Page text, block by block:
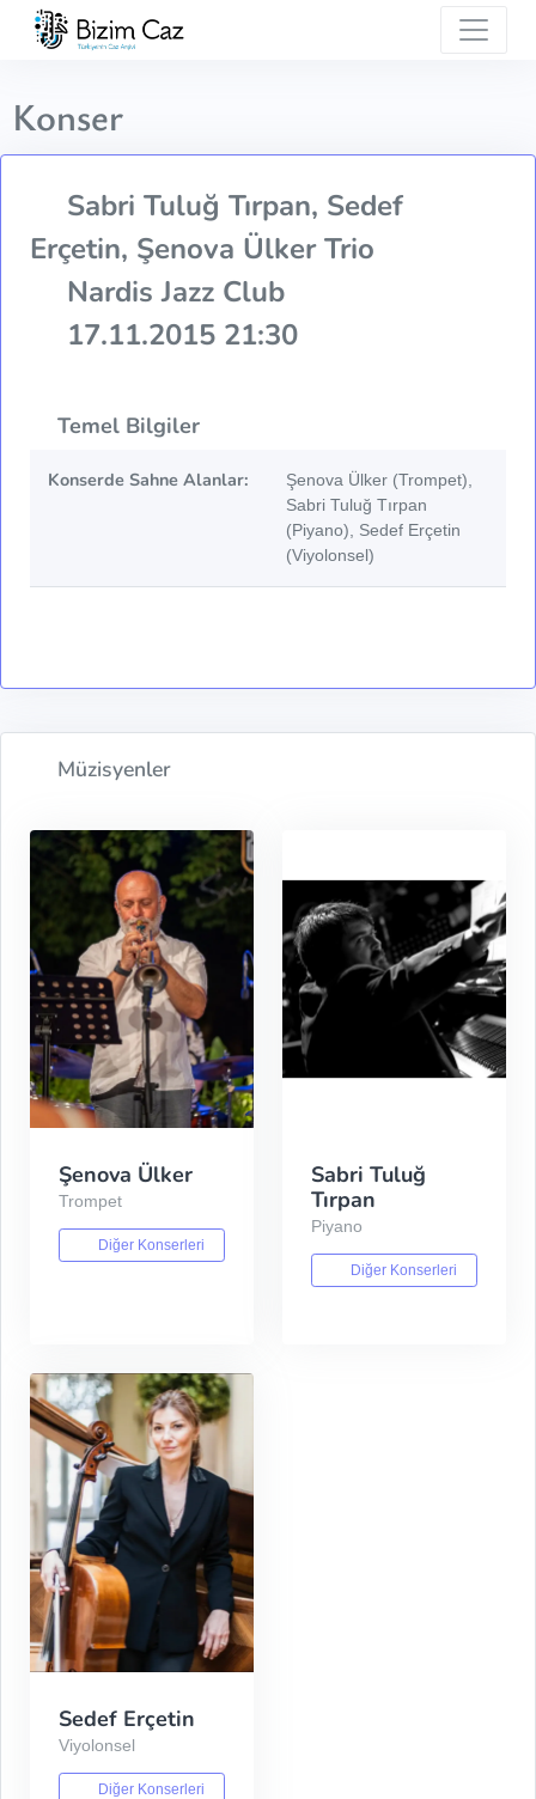
Konser
Sabri Tuluğ Tırpan, Sedef
Erçetin, Şenova Ülker Trio
Nardis Jazz Club
17.11.2015 21:30
Temel Bilgiler
Konserde Sahne Alanlar:
Şenova Ülker (Trompet),
Sabri Tuluğ Tırpan
(Piyano), Sedef Erçetin
(Viyolonsel)
Müzisyenler
Şenova Ülker
Trompet
Diğer Konserleri
Sabri Tuluğ
Tırpan
Piyano
Diğer Konserleri
Sedef Erçetin
Viyolonsel
Diğer Konserleri